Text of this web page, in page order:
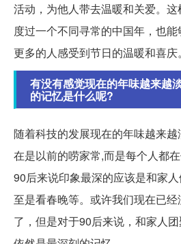
活动，为他人带去温暖和关爱。
度过一个不同寻常的中国年，也
更多的人感受到节日的温暖和喜庆。
有没有感觉现在的年味越来越
的记忆是什么呢?
随着科技的发展现在的年味越来
在是以前的唠家常,而是每个人都
90后来说印象最深的应该是和家
至是看春晚等。或许我们现在已
了，但是对于90后来说，和家人